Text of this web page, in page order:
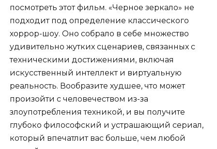
посмотреть этот фильм. «Черное зеркало» не
подходит под определение классического
хоррор-шоу. Оно собрало в себе множество
удивительно жутких сценариев, связанных с
техническими достижениями, включая
искусственный интеллект и виртуальную
реальность. Вообразите худшее, что может
произойти с человечеством из-за
злоупотребления техникой, и вы получите
глубоко философский и устрашающий сериал,
который впечатлит вас больше, чем любой